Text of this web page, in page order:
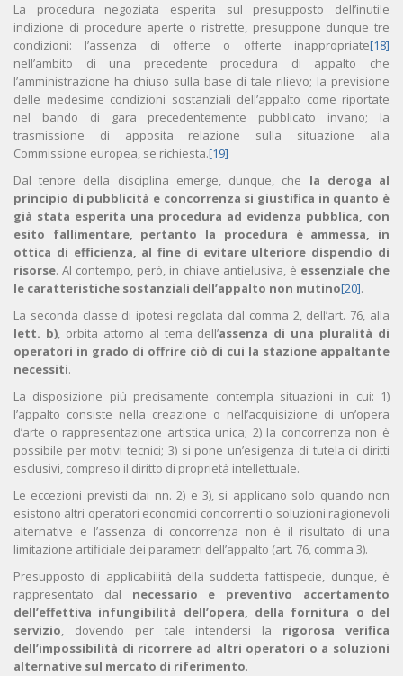
La procedura negoziata esperita sul presupposto dell’inutile
indizione di procedure aperte o ristrette, presuppone dunque tre
condizioni: l’assenza di offerte o offerte inappropriate[18]
nell’ambito di una precedente procedura di appalto che
l’amministrazione ha chiuso sulla base di tale rilievo; la previsione
delle medesime condizioni sostanziali dell’appalto come riportate
nel bando di gara precedentemente pubblicato invano; la
trasmissione di apposita relazione sulla situazione alla
Commissione europea, se richiesta.[19]
Dal tenore della disciplina emerge, dunque, che la deroga al
principio di pubblicità e concorrenza si giustifica in quanto è
già stata esperita una procedura ad evidenza pubblica, con
esito fallimentare, pertanto la procedura è ammessa, in
ottica di efficienza, al fine di evitare ulteriore dispendio di
risorse. Al contempo, però, in chiave antielusiva, è essenziale che
le caratteristiche sostanziali dell’appalto non mutino[20].
La seconda classe di ipotesi regolata dal comma 2, dell’art. 76, alla
lett. b), orbita attorno al tema dell’assenza di una pluralità di
operatori in grado di offrire ciò di cui la stazione appaltante
necessiti.
La disposizione più precisamente contempla situazioni in cui: 1)
l’appalto consiste nella creazione o nell’acquisizione di un’opera
d’arte o rappresentazione artistica unica; 2) la concorrenza non è
possibile per motivi tecnici; 3) si pone un’esigenza di tutela di diritti
esclusivi, compreso il diritto di proprietà intellettuale.
Le eccezioni previsti dai nn. 2) e 3), si applicano solo quando non
esistono altri operatori economici concorrenti o soluzioni ragionevoli
alternative e l’assenza di concorrenza non è il risultato di una
limitazione artificiale dei parametri dell’appalto (art. 76, comma 3).
Presupposto di applicabilità della suddetta fattispecie, dunque, è
rappresentato dal necessario e preventivo accertamento
dell’effettiva infungibilità dell’opera, della fornitura o del
servizio, dovendo per tale intendersi la rigorosa verifica
dell’impossibilità di ricorrere ad altri operatori o a soluzioni
alternative sul mercato di riferimento.